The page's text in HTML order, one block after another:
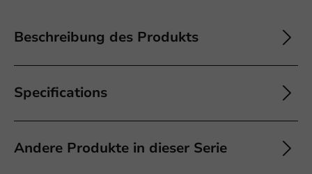
Beschreibung des Produkts
Specifications
Andere Produkte in dieser Serie